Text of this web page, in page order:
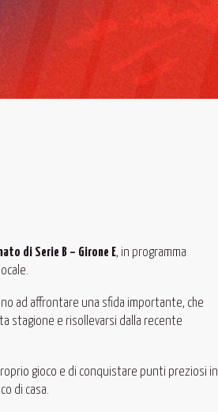
di Serie B – Girone E, in programma
ad affrontare una sfida importante, che
stagione e risollevarsi dalla recente
gioco e di conquistare punti preziosi in
di casa.